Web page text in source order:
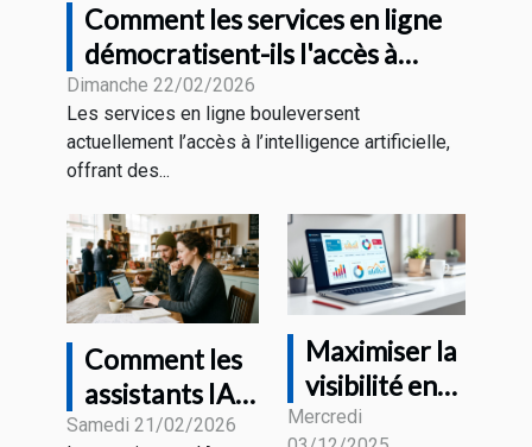
Comment les services en ligne
démocratisent-ils l'accès à
l'intelligence artificielle ?
Dimanche 22/02/2026
Les services en ligne bouleversent
actuellement l’accès à l’intelligence artificielle,
offrant des...
Comment les
assistants IA
transforment-
Samedi 21/02/2026
Maximiser la
visibilité en
ligne : est-ce
Mercredi